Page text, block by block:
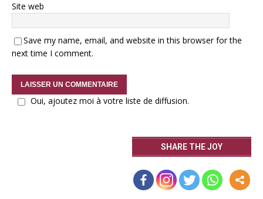
Site web
Save my name, email, and website in this browser for the
next time I comment.
Oui, ajoutez moi à votre liste de diffusion.
SHARE THE JOY